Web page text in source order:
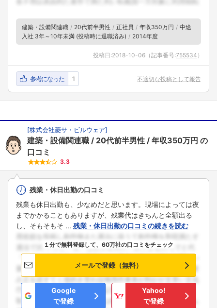
建築・設備関連職 20代前半男性 正社員 年収350万円
中途
入社 3年～10年未満 (投稿時に退職済み)
2014年度
投稿日:2018-10-06 （記事番号:755534 ）
参考になった 1 不適切な投稿として報告
[株式会社菱サ・ビルウェア]
建築・設備関連職 20代前半男性 年収350万円 の
口コミ
3.3
残業・休日出勤の口コミ
残業も休日出勤も、少なめだと思います。現場によっては夜
までかかることもありますが、残業代はきちんと全額出る
し、そもそもそ ... 残業・休日出勤の口コミの続きを読む
１分で無料登録して、60万社の口コミをチェック
メールで登録（無料）
Google
で登録
Yahoo!
で登録